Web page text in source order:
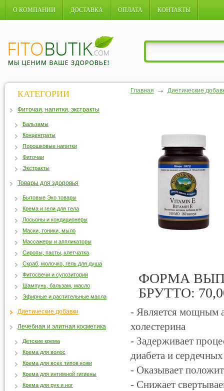
О КОМПАНИИ ДОСТАВКА ОПЛАТА КОНТАКТЫ
Главная Диетические
ФОРМА
БРУТТО:
- Является мощным
холестерина
- Задерживает
диабета и
- Оказывает
- Снижает
КАТЕГОРИИ
Фиточаи, напитки, экстракты
Бальзамы
Концентраты
Порошковые напитки
Фиточаи
Экстракты
Товары для здоровья
Бытовые Эко товары
Крема и гели для тела
Лосьоны и кондиционеры
Маски, тоники, мыло
Массажеры и аппликаторы
Сиропы, пасты, клетчатка
Скраб, молочко, гель для душа
Фитосвечи и супозитории
Шампунь, бальзам, масло
Эфирные и растительные масла
Диетические добавки
Лечебная и элитная косметика
Детские крема
Крема для волос
Крема для всех типов кожи
Крема для интимной гигиены
Крема для рук и ног